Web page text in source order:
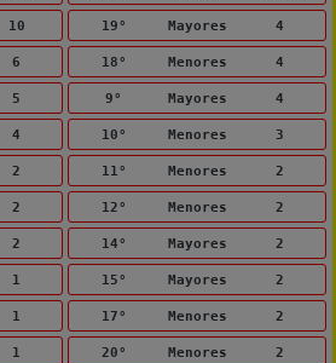
10
6
5
4
2
2
2
1
1
1
19° Mayores 4
18° Menores 4
9° Mayores 4
10° Menores 3
11° Menores 2
12° Menores 2
14° Mayores 2
15° Mayores 2
17° Menores 2
20° Menores 2